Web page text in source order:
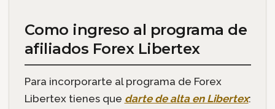
Como ingreso al programa de
afiliados Forex Libertex
Para incorporarte al programa de Forex
Libertex tienes que darte de alta en Libertex: